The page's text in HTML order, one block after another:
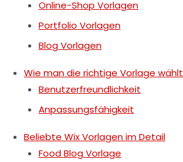
Online-Shop Vorlagen
Portfolio Vorlagen
Blog Vorlagen
Wie man die richtige Vorlage wählt
Benutzerfreundlichkeit
Anpassungsfähigkeit
Beliebte Wix Vorlagen im Detail
Food Blog Vorlage